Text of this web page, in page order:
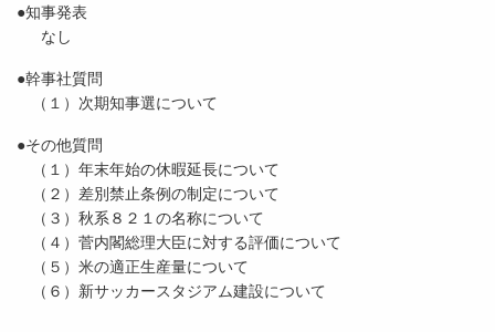
●知事発表
なし
●幹事社質問
（１）次期知事選について
●その他質問
（１）年末年始の休暇延長について
（２）差別禁止条例の制定について
（３）秋系８２１の名称について
（４）菅内閣総理大臣に対する評価について
（５）米の適正生産量について
（６）新サッカースタジアム建設について